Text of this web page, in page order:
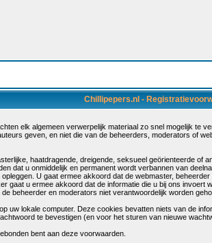
Chillipepers.nl -
elk algemeen verwerpelijk materiaal zo snel mogelijk te
geven, en niet die van de beheerders, moderators of
haatdragende, dreigende, seksueel geörienteerde of
dat u onmiddelijk en permanent wordt verbannen van
U gaat ermee akkoord dat de webmaster,
gaat u ermee akkoord dat de informatie die u bij ons
beheerder en moderators niet verantwoordelijk worden
uw lokale computer. Deze cookies bevatten niets van de
te bevestigen (en voor het sturen van nieuwe
bent aan deze voorwaarden.